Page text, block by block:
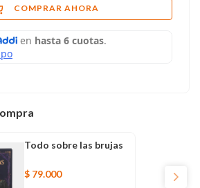
COMPRAR AHORA
Todo sobre las brujas
$ 79.000